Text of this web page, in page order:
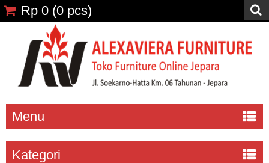
Rp 0 (0 pcs)
Menu
Kategori